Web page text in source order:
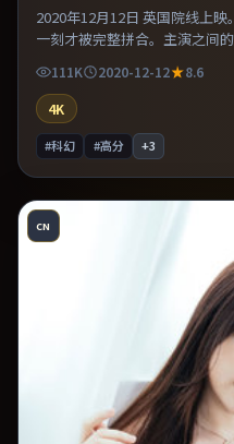
2020年12月12日 英国院线上
一刻才被完整拼合。主演之间
穿全片。推荐给偏爱群像戏与
111K 2020-12-12
8.6
4K
#科幻 #高分 +3
CN